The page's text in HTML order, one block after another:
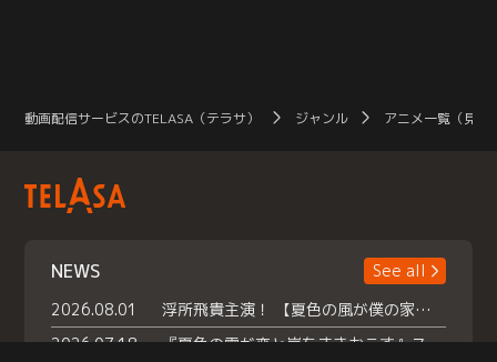
動画配信サービスのTELASA（テラサ） ジャンル アニメ一覧（見放
NEWS
See all
2026.08.01
浮所飛貴主演！ 【夏色の風が僕の家にやってきた】 本日よりテラサで独占配信スタート！
2026.07.18
『夏色の雲が恋と嵐をまきおこす』スペシャルメイキング 【Part1】2026年７月18日（土）23時30分～配信スタート！話題のシーンの裏側を大公開！豪華キャスト大集合！ 『武宮家 真夏の家族会議』開催！